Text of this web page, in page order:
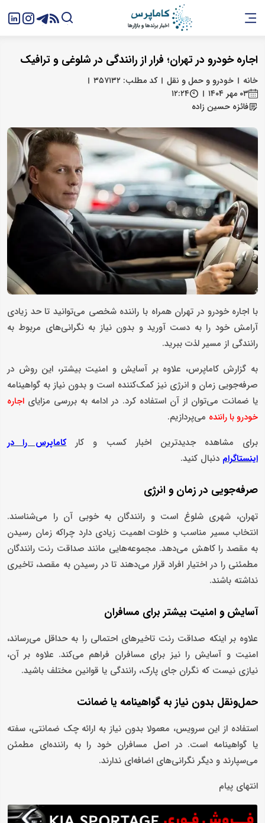
اجاره خودرو در تهران؛ فرار از رانندگی در شلوغی و ترافیک
خانه خودرو و حمل و نقل
کد مطلب: ۳۵۷۱۳۲
۰۳ مهر ۱۴۰۴
۱۲:۲۴
فائزه حسین زاده
با اجاره خودرو در تهران همراه با راننده شخصی می‌توانید تا حد زیادی
آرامش خود را به دست آورید و بدون نیاز به نگرانی‌های مربوط به
رانندگی از مسیر لذت ببرید.
به گزارش کاماپرس، علاوه بر آسایش و امنیت بیشتر، این روش در
صرفه‌جویی زمان و انرژی نیز کمک‌کننده است و بدون نیاز به گواهینامه
یا ضمانت می‌توان از آن استفاده کرد. در ادامه به بررسی مزایای اجاره
خودرو با راننده می‌پردازیم.
برای مشاهده جدیدترین اخبار کسب و کارکاماپرس را در
اینستاگرام دنبال کنید.
صرفه‌جویی در زمان و انرژی
تهران، شهری شلوغ است و رانندگان به خوبی آن را می‌شناسند.
انتخاب مسیر مناسب و خلوت اهمیت زیادی دارد چراکه زمان رسیدن
به مقصد را کاهش می‌دهد. مجموعه‌هایی مانند صداقت رنت رانندگان
مطمئنی را در اختیار افراد قرار می‌دهند تا در رسیدن به مقصد، تاخیری
نداشته باشند.
آسایش و امنیت بیشتر برای مسافران
علاوه بر اینکه صداقت رنت تاخیرهای احتمالی را به حداقل می‌رساند،
امنیت و آسایش را نیز برای مسافران فراهم می‌کند. علاوه بر آن،
نیازی نیست که نگران جای پارک، رانندگی یا قوانین مختلف باشید.
حمل‌ونقل بدون نیاز به گواهینامه یا ضمانت
استفاده از این سرویس، معمولا بدون نیاز به ارائه چک ضمانتی، سفته
یا گواهینامه است. در اصل مسافران خود را به راننده‌ای مطمئن
می‌سپارند و دیگر نگرانی‌های اضافه‌ای ندارند.
انتهای پیام